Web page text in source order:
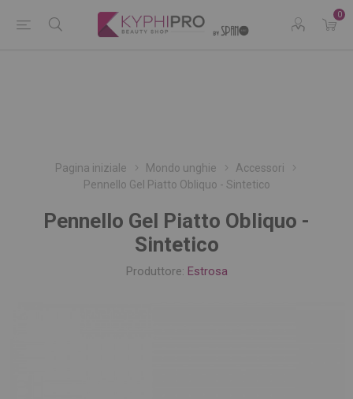
0
Pagina iniziale Mondo unghie
Accessori
Pennello Gel Piatto Obliquo - Sintetico
Pennello Gel Piatto Obliquo -
Sintetico
Produttore: Estrosa